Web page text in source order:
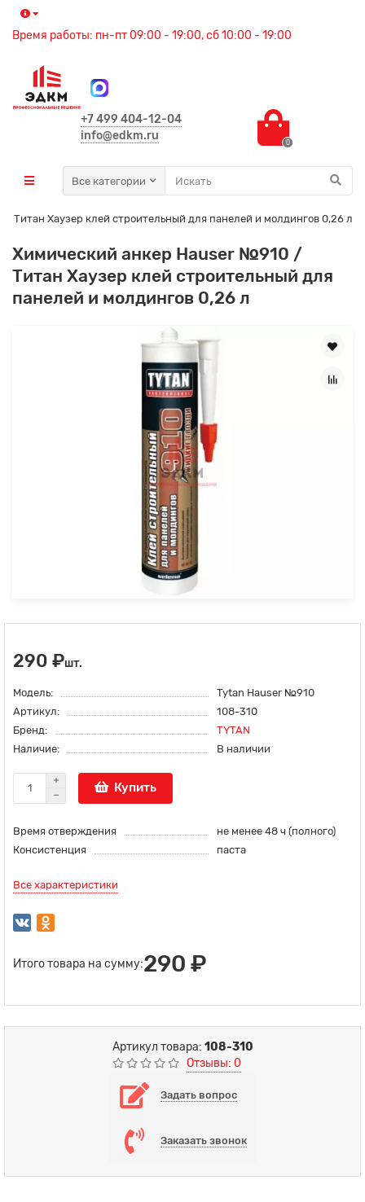
Время работы: пн-пт 09:00 - 19:00, сб 10:00 - 19:00
+7 499 404-12-04
info@edkm.ru
0
Все категории
Титан Хаузер клей строительный для панелей и молдингов 0,26 л
Химический анкер Hauser №910 /
Титан Хаузер клей строительный для
панелей и молдингов 0,26 л
290 ₽шт.
Модель:
Tytan Hauser №910
Артикул:
108-310
Бренд:
TYTAN
Наличие:
В наличии
Купить
Время отверждения
не менее 48 ч (полного)
Консистенция
паста
Все характеристики
Итого товара на сумму:290 ₽
Артикул товара: 108-310
Отзывы: 0
Задать вопрос
Заказать звонок